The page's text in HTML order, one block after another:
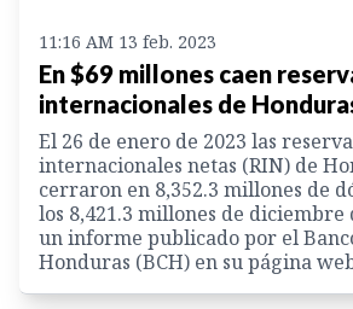
11:16 AM 13 feb. 2023
En $69 millones caen
internacionales de
El 26 de enero de 2023 las
internacionales netas (RIN) de
cerraron en 8,352.3 millones de
los 8,421.3 millones de diciembre
un informe publicado por el
Honduras (BCH) en su página